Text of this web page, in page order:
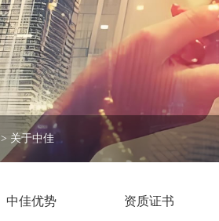
> 关于中佳
中佳优势 资质证书